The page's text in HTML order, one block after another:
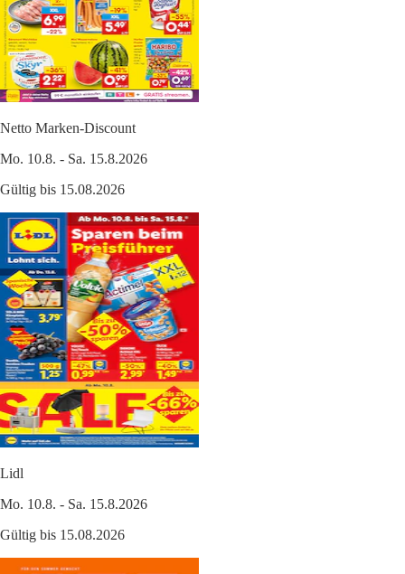
Netto Marken-Discount
Mo. 10.8. - Sa. 15.8.2026
Gültig bis 15.08.2026
Lidl
Mo. 10.8. - Sa. 15.8.2026
Gültig bis 15.08.2026